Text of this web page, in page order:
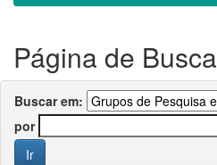
Página de Busca
Buscar em:
por